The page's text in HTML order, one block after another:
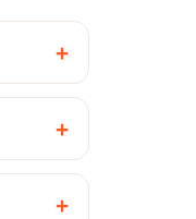
+
+
+